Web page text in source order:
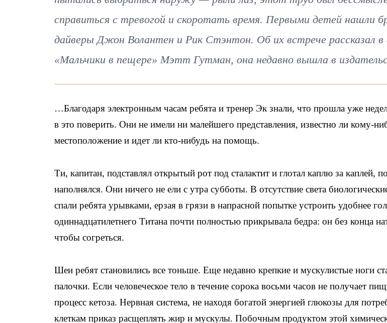
справиться с тревогой и скоротать время. Первыми детей нашли
дайверы Джон Волантен и Рик Стэнтон. Об их встрече рассказал в
«Мальчики в пещере» Мэтт Гутман, она недавно вышла в
…Благодаря электронным часам ребята и тренер Эк знали, что прошла уже
в это поверить. Они не имели ни малейшего представления, известно ли кому-
местоположение и идет ли кто-нибудь на помощь.
Ти, капитан, подставлял открытый рот под сталактит и глотал каплю за каплей,
наполнялся. Они ничего не ели с утра субботы. В отсутствие света
спали ребята урывками, ерзая в грязи в напрасной попытке устроить удобнее
одиннадцатилетнего Титана почти полностью прикрывала бедра: он без конца
чтобы согреться.
Шеи ребят становились все тоньше. Еще недавно крепкие и мускулистые ноги
палочки. Если человеческое тело в течение сорока восьми часов не получает
процесс кетоза. Нервная система, не находя богатой энергией глюкозы для
клеткам приказ расщеплять жир и мускулы. Побочным продуктом этой